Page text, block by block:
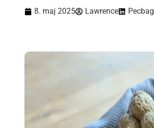
8. maj 2025 Lawrence Pecbag